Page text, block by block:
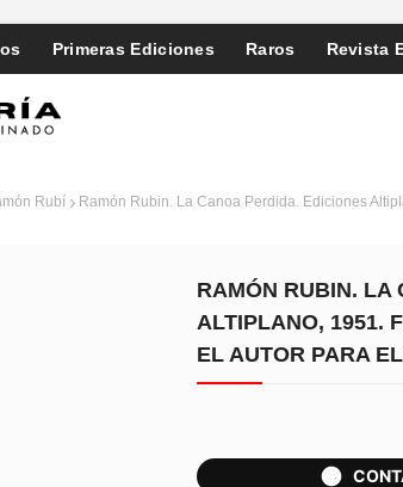
Primeras Ediciones Raros Revista
Rubí
Ramón Rubin. La Canoa Perdida. Ediciones
RAMÓN RUBIN. LA
ALTIPLANO, 1951.
EL AUTOR PARA